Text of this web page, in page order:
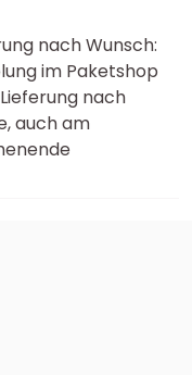
nach Wunsch:
im Paketshop
nach
auch am